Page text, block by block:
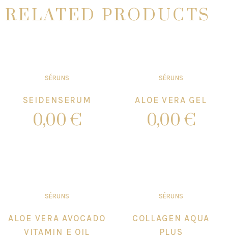
RELATED PRODUCTS
SÉRUNS
SEIDENSERUM
0,00 €
SÉRUNS
ALOE VERA GEL
0,00 €
SÉRUNS
ALOE VERA AVOCADO
VITAMIN E OIL
SÉRUNS
COLLAGEN AQUA
PLUS